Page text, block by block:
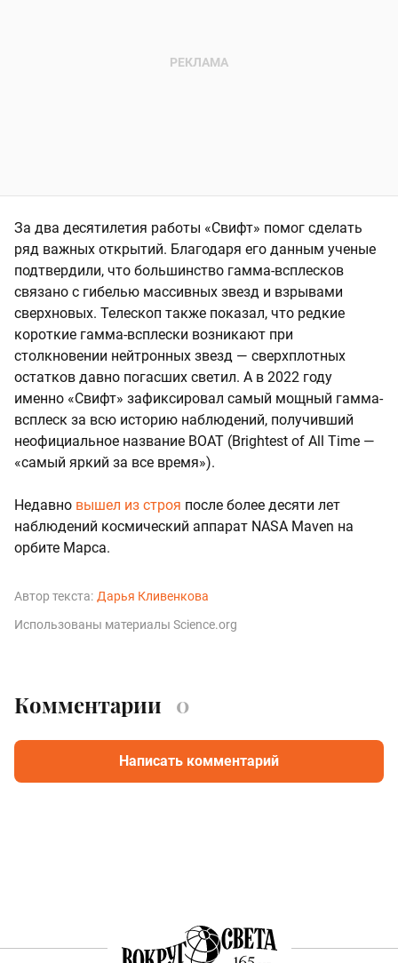
За два десятилетия работы «Свифт» помог сделать
ряд важных открытий. Благодаря его данным ученые
подтвердили, что большинство гамма-всплесков
связано с гибелью массивных звезд и взрывами
сверхновых. Телескоп также показал, что редкие
короткие гамма-всплески возникают при
столкновении нейтронных звезд — сверхплотных
остатков давно погасших светил. А в 2022 году
именно «Свифт» зафиксировал самый мощный гамма-
всплеск за всю историю наблюдений, получивший
неофициальное название BOAT (Brightest of All Time —
«самый яркий за все время»).
Недавно вышел из строя после более десяти лет
наблюдений космический аппарат NASA Maven на
орбите Марса.
Автор текста: Дарья Кливенкова
Использованы материалы Science.org
Комментарии 0
Написать комментарий